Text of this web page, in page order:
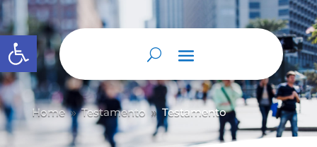
Abrir barra de herramientas
Home 9 Testamento 9 Testamento